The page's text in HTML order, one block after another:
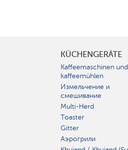
KÜCHENGERÄTE
Kaffeemaschinen und
kaffeemühlen
Измельчение и
смешивание
Multi-Herd
Toaster
Gitter
Аэрогрили